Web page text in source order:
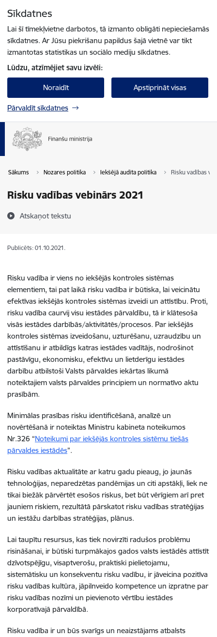
Sīkdatnes
Lai šī tīmekļvietne darbotos, tā izmanto obligāti nepieciešamās
sīkdatnes. Ar Jūsu piekrišanu papildus šajā vietnē var tikt
izmantotas statistikas un sociālo mediju sīkdatnes.
Lūdzu, atzīmējiet savu izvēli:
Noraidīt Apstiprināt visas
Pārvaldīt sīkdatnes
Sākums Nozares politika Iekšējā audita politika Risku vadības
Risku vadības vebinārs 2021
Atskaņot tekstu
Publicēts: 01.10.2021.
Risku vadība ir viens no iekšējās kontroles sistēmas
elementiem, tai pat laikā risku vadība ir būtiska, lai veicinātu
efektīvas iekšējās kontroles sistēmas izveidi un attīstību. Proti,
risku vadība caurvij visu iestādes pārvaldību, tā ir klātesoša
visās iestādes darbībās/aktivitātēs/procesos. Par iekšējās
kontroles sistēmas izveidošanu, uzturēšanu, uzraudzību un
attīstīšanu ir atbildīgs katras iestādes vadītājs, nodrošinot
pastāvīgu, ekonomisku, efektīvu un lietderīgu iestādes
darbību atbilstoši Valsts pārvaldes iekārtas likumā
noteiktajiem valsts pārvaldes principiem un normatīvo aktu
prasībām.
Minimālas prasības risku identificēšanā, analīzē un
novērtēšanā ir noteiktas Ministru kabineta noteikumos
Nr.326 “Noteikumi par iekšējās kontroles sistēmu tiešās
pārvaldes iestādēs”.
Risku vadības aktualitāte ar katru gadu pieaug, jo jaunās
tehnoloģijas, neparedzētas pandēmijas un citi apstākļi, liek ne
tikai biežāk pārvērtēt esošos riskus, bet būt vērīgiem arī pret
jauniem riskiem, rezultātā pārskatot risku vadības stratēģijas
un iestāžu darbības stratēģijas, plānus.
Lai taupītu resursus, kas tiek novirzīti radušos problēmu
risināšanai, ir būtiski turpmākajos gados valsts iestādēs attīstīt
dzīvotspējīgu, visaptverošu, praktiski pielietojamu,
sistemātisku un konsekventu risku vadību, ir jāveicina pozitīva
risku vadības kultūra, jāpilnveido kompetence un izpratne par
risku vadības nozīmi un pievienoto vērtību iestādes
korporatīvajā pārvaldībā.
Risku vadība ir un būs svarīgs un neaizstājams atbalsts